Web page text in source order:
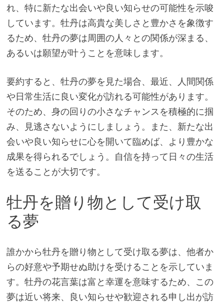
れ、特に新たな出会いや良い知らせの可能性を示唆
しています。牡丹は高貴な美しさと豊かさを象徴す
るため、牡丹の夢は周囲の人々との関係が深まる、
あるいは願望が叶うことを意味します。
要約すると、牡丹の夢を見た場合、最近、人間関係
や日常生活に良い変化が訪れる可能性があります。
そのため、身の回りの小さなチャンスを積極的に掴
み、見逃さないようにしましょう。また、新たな出
会いや良い知らせに心を開いて臨めば、より豊かな
成果を得られるでしょう。自信を持って日々の生活
を送ることが大切です。
牡丹を贈り物として受け取
る夢
誰かから牡丹を贈り物として受け取る夢は、他者か
らの好意や予期せぬ助けを受けることを示していま
す。牡丹の花言葉は富と幸運を意味するため、この
夢は近い将来、良い知らせや歓迎される申し出が訪